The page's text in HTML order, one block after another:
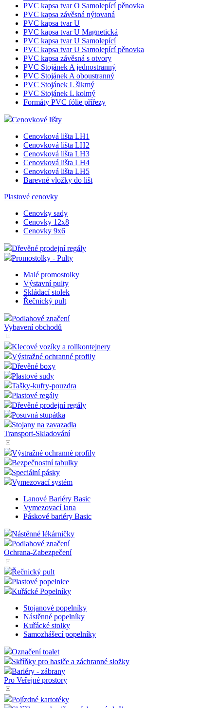
PVC kapsa tvar O Samolepící pěnovka
PVC kapsa závěsná nýtovaná
PVC kapsa tvar U
PVC kapsa tvar U Magnetická
PVC kapsa tvar U Samolepící
PVC kapsa tvar U Samolepící pěnovka
PVC kapsa závěsná s otvory
PVC Stojánek A jednostranný
PVC Stojánek A oboustranný
PVC Stojánek L šikmý
PVC Stojánek L kolmý
Formáty PVC fólie přířezy
Cenovkové lišty
Cenovková lišta LH1
Cenovková lišta LH2
Cenovková lišta LH3
Cenovková lišta LH4
Cenovková lišta LH5
Barevné vložky do lišt
Plastové cenovky
Cenovky sady
Cenovky 12x8
Cenovky 9x6
Dřevěné prodejní regály
Promostolky - Pulty
Malé promostolky
Výstavní pulty
Skládací stolek
Řečnický pult
Podlahové značení
Vybavení obchodů
Klecové vozíky a rollkontejnery
Výstražné ochranné profily
Dřevěné boxy
Plastové sudy
Tašky-kufry-pouzdra
Plastové regály
Dřevěné prodejní regály
Posuvná stupátka
Stojany na zavazadla
Transport-Skladování
Výstražné ochranné profily
Bezpečnostní tabulky
Speciální pásky
Vymezovací systém
Lanové Bariéry Basic
Vymezovací lana
Páskové bariéry Basic
Nástěnné lékárničky
Podlahové značení
Ochrana-Zabezpečení
Řečnický pult
Plastové popelnice
Kuřácké Popelníky
Stojanové popelníky
Nástěnné popelníky
Kuřácké stolky
Samozhášecí popelníky
Označení toalet
Skříňky pro hasiče a záchranné složky
Bariéry - zábrany
Pro Veřejné prostory
Pojízdné kartotéky